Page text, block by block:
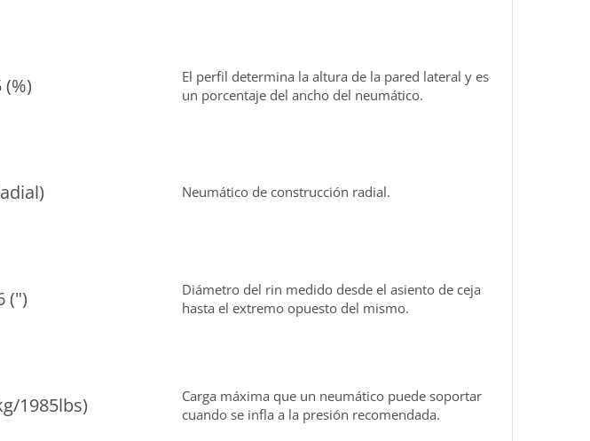
(%)
El perfil determina la altura de la pared lateral y es
un porcentaje del ancho del neumático.
Neumático de construcción radial.
(")
Diámetro del rin medido desde el asiento de ceja
hasta el extremo opuesto del mismo.
1985lbs)
Carga máxima que un neumático puede soportar
cuando se infla a la presión recomendada.